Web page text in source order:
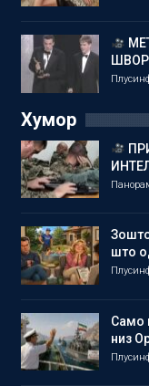
Хумор
што
Само
низ